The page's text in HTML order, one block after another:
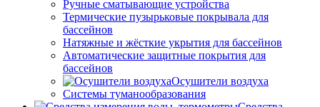
Ручные сматывающие устройства
Термические пузырьковые покрывала для
бассейнов
Натяжные и жёсткие укрытия для бассейнов
Автоматические защитные покрытия для
бассейнов
Осушители воздуха
Системы туманообразования